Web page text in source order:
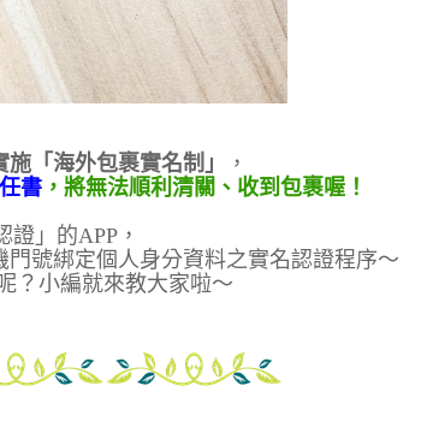
「海外包裹實名制」
，
書 ，將無法順利清關、收到包裹喔！
證」的APP，
門號綁定個人身分資料之實名認證程序～
？小編就來教大家啦～